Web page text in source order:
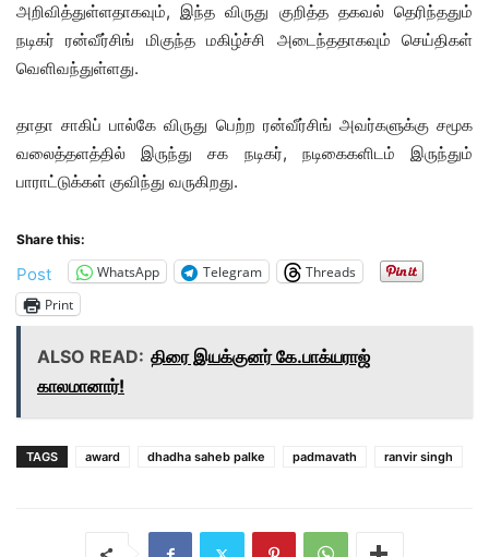
அறிவித்துள்ளதாகவும், இந்த விருது குறித்த தகவல் தெரிந்ததும்
நடிகர் ரன்வீர்சிங் மிகுந்த மகிழ்ச்சி அடைந்ததாகவும் செய்திகள்
வெளிவந்துள்ளது.
தாதா சாகிப் பால்கே விருது பெற்ற ரன்வீர்சிங் அவர்களுக்கு சமூக
வலைத்தளத்தில் இருந்து சக நடிகர், நடிகைகளிடம் இருந்தும்
பாராட்டுக்கள் குவிந்து வருகிறது.
Share this:
Post WhatsApp Telegram
Threads
Print
ALSO READ: திரை இயக்குனர் கே.பாக்யராஜ்
காலமானார்!
TAGS award dhadha saheb palke padmavath ranvir singh